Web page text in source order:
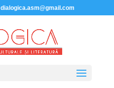
dialogica.asm@gmail.com